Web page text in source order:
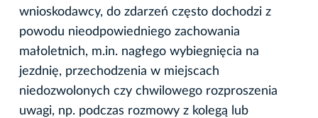
wnioskodawcy, do zdarzeń często dochodzi z
powodu nieodpowiedniego zachowania
małoletnich, m.in. nagłego wybiegnięcia na
jezdnię, przechodzenia w miejscach
niedozwolonych czy chwilowego rozproszenia
uwagi, np. podczas rozmowy z kolegą lub